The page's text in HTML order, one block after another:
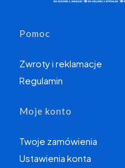
Linki w stopce
Pomoc
Zwroty i reklamacje
Regulamin
Moje konto
Twoje zamówienia
Ustawienia konta